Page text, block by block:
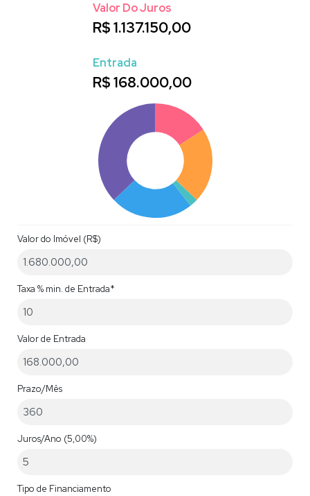
Valor Do Juros
R$1.137.150,00
Entrada
R$168.000,00
Valor do Imóvel (R$)
Taxa % min. de Entrada*
Valor de Entrada
Prazo/Mês
Juros/Ano (5,00%)
Tipo de Financiamento